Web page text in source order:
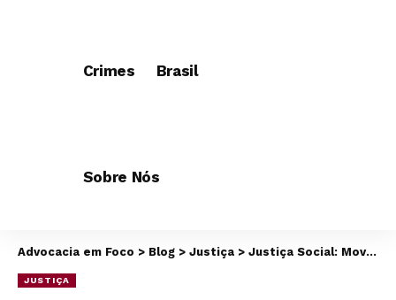
Crimes Brasil
Sobre Nós
Advocacia em Foco > Blog > Justiça > Justiça Social: Movimentos e Causas que Transformam a Sociedade
JUSTIÇA